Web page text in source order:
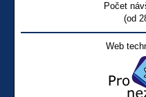
Počet
(od
Web